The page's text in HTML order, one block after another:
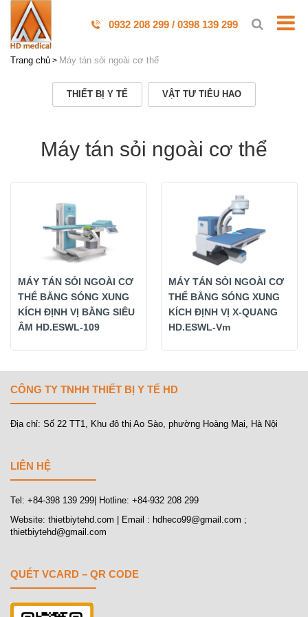
0932 208 299 / 0398 139 299
Trang chủ Máy tán sỏi ngoài cơ thể
THIẾT BỊ Y TẾ VẬT TƯ TIÊU HAO
Máy tán sỏi ngoài cơ thể
MÁY TÁN SỎI NGOÀI CƠ
THỂ BẰNG SÓNG XUNG
KÍCH ĐỊNH VỊ BẰNG SIÊU
ÂM HD.ESWL-109
MÁY TÁN SỎI NGOÀI CƠ
THỂ BẰNG SÓNG XUNG
KÍCH ĐỊNH VỊ X-QUANG
HD.ESWL-Vm
CÔNG TY TNHH THIẾT BỊ Y TẾ HD
Địa chỉ: Số 22 TT1, Khu đô thị Ao Sào, phường Hoàng Mai, Hà Nội
LIÊN HỆ
Tel: +84-398 139 299| Hotline: +84-932 208 299
Website: thietbiytehd.com | Email : hdheco99@gmail.com ;
thietbiytehd@gmail.com
QUÉT VCARD – QR CODE